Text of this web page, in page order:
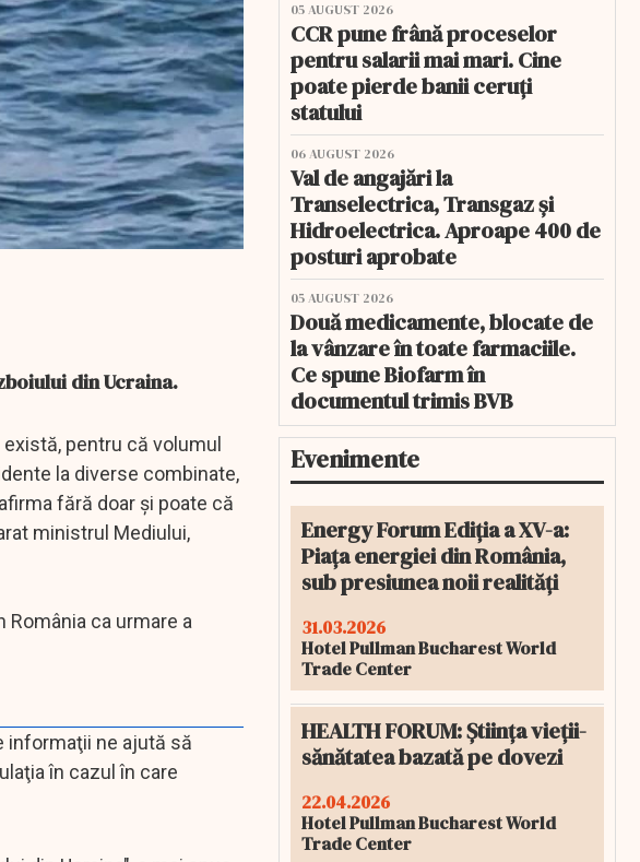
din Ucraina.
pentru că volumul
la diverse combinate,
fără doar şi poate că
ministrul Mediului,
ca urmare a
informaţii ne ajută să
în cazul în care
05 AUGUST 2026
CCR pune frână proceselor
pentru salarii mai mari. Cine
poate pierde banii ceruți
statului
06 AUGUST 2026
Val de angajări la
Transelectrica, Transgaz și
Hidroelectrica. Aproape 400 de
posturi aprobate
05 AUGUST 2026
Două medicamente, blocate de
la vânzare în toate farmaciile.
Ce spune Biofarm în
documentul trimis BVB
Evenimente
Energy Forum Ediția a XV-a:
Piața energiei din România,
sub presiunea noii realități
31.03.2026
Hotel Pullman Bucharest World
Trade Center
HEALTH FORUM: Știința vieții-
sănătatea bazată pe dovezi
22.04.2026
Hotel Pullman Bucharest World
Trade Center